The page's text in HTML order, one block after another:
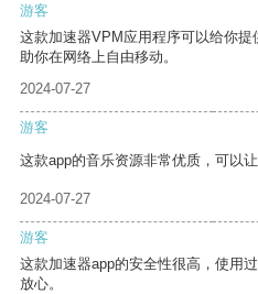
游客
这款加速器VPM应用程序可以给你
助你在网络上自由移动。
2024-07-27
游客
这款app的音乐资源非常优质，可以
2024-07-27
游客
这款加速器app的安全性很高，使用
放心。